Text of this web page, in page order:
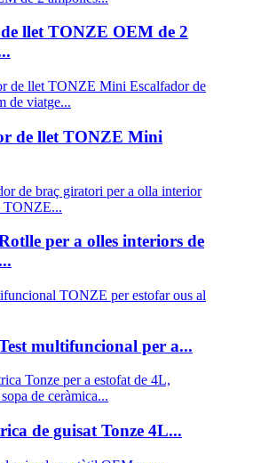
llet TONZE OEM de 2
de llet TONZE Mini
per a olles interiors de
multifuncional per a...
de guisat Tonze 4L...